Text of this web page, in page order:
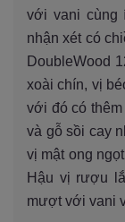
với vani cùng
nhận xét có
DoubleWood
xoài chín, vị
với đó có
và gỗ sồi cay
vị mật ong
Hậu vị rượu
mượt với vani